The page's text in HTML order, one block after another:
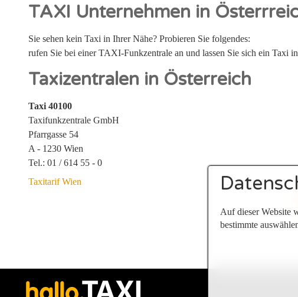
TAXI Unternehmen in
Sie sehen kein Taxi in Ihrer Nähe? Probieren Sie folgendes:
rufen Sie bei einer TAXI-Funkzentrale an und lassen Sie sich ein Taxi
Taxizentralen in Österreich
Taxi 40100
Taxifunkzentrale GmbH
Pfarrgasse 54
A - 1230 Wien
Tel.: 01 / 614 55 - 0
Taxitarif Wien
Auf dieser Website
bestimmte